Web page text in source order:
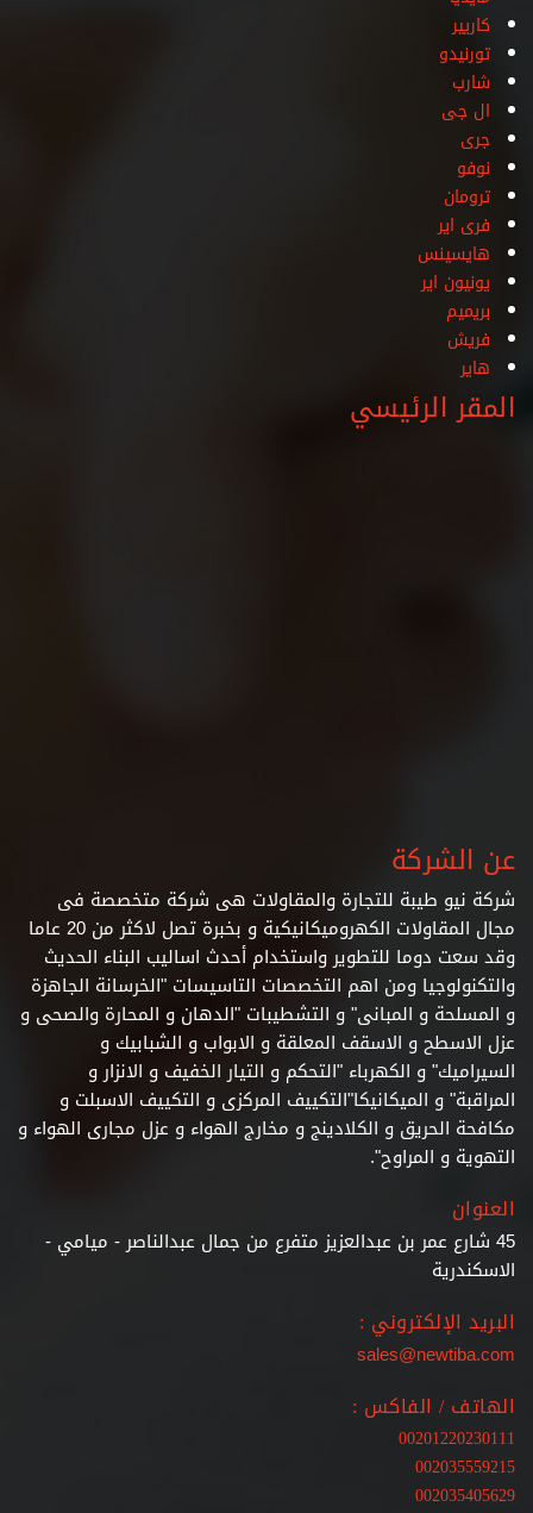
كاريير
تورنيدو
شارب
ال جى
جرى
نوفو
ترومان
فرى اير
هايسينس
يونيون اير
بريميم
فريش
هاير
المقر الرئيسي
عن الشركة
شركة نيو طيبة للتجارة والمقاولات هى شركة متخصصة فى
مجال المقاولات الكهروميكانيكية و بخبرة تصل لاكثر من 20 عاما
وقد سعت دوما للتطوير واستخدام أحدث اساليب البناء الحديث
والتكنولوجيا ومن اهم التخصصات التاسيسات "الخرسانة الجاهزة
و المسلحة و المبانى" و التشطيبات "الدهان و المحارة والصحى و
عزل الاسطح و الاسقف المعلقة و الابواب و الشبابيك و
السيراميك" و الكهرباء "التحكم و التيار الخفيف و الانزار و
المراقبة" و الميكانيكا"التكييف المركزى و التكييف الاسبلت و
مكافحة الحريق و الكلادينج و مخارج الهواء و عزل مجارى الهواء و
التهوية و المراوح".
العنوان
45 شارع عمر بن عبدالعزيز متفرع من جمال عبدالناصر - ميامي -
الاسكندرية
البريد الإلكتروني :
sales@newtiba.com
الهاتف / الفاكس :
00201220230111
002035559215
002035405629